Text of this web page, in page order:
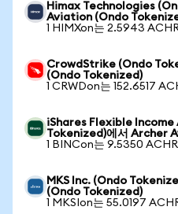
Himax Technologies
Aviation (Ondo
1 HIMXon는 2.5943
CrowdStrike (Ondo
(Ondo Tokenized)
1 CRWDon는 152.6517
iShares Flexible Income
Tokenized)에서 Archer
1 BINCon는 9.5350
MKS Inc. (Ondo
(Ondo Tokenized)
1 MKSIon는 55.0197